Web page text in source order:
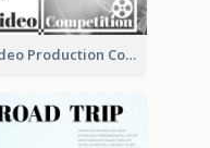
Video Production Competition Flyer